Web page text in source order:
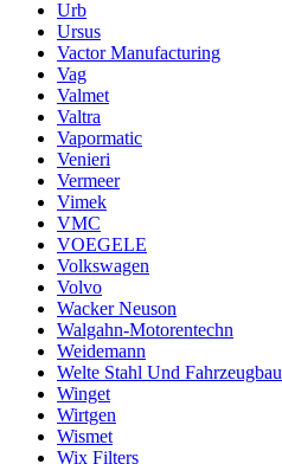
Urb
Ursus
Vactor Manufacturing
Vag
Valmet
Valtra
Vapormatic
Venieri
Vermeer
Vimek
VMC
VOEGELE
Volkswagen
Volvo
Wacker Neuson
Walgahn-Motorentechn
Weidemann
Welte Stahl Und Fahrzeugbau
Winget
Wirtgen
Wismet
Wix Filters